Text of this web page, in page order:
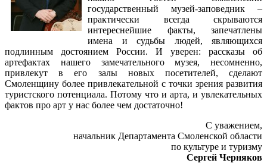
государственный музей-заповедник –
практически всегда скрываются
интереснейшие факты, запечатлены
имена и судьбы людей, являющихся
подлинным достоянием России. И уверен: рассказы об
артефактах нашего замечательного музея, несомненно,
привлекут в его залы новых посетителей, сделают
Смоленщину более привлекательной с точки зрения развития
туристского потенциала. Потому что и арта, и увлекательных
фактов про арт у нас более чем достаточно!
С уважением,
начальник Департамента Смоленской области
по культуре и туризму
Сергей Черняков